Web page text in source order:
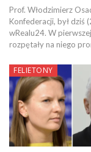
Prof. Włodzimierz
Konfederacji, był dziś
wRealu24. W
rozpętały na niego
FELIETONY